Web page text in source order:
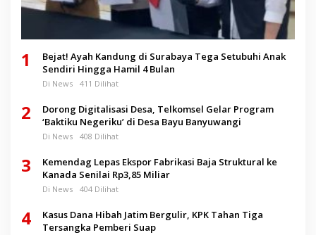
1
Bejat! Ayah Kandung di Surabaya Tega Setubuhi Anak
Sendiri Hingga Hamil 4 Bulan
Di News 411 Dilihat
2
Dorong Digitalisasi Desa, Telkomsel Gelar Program
‘Baktiku Negeriku’ di Desa Bayu Banyuwangi
Di News 408 Dilihat
3
Kemendag Lepas Ekspor Fabrikasi Baja Struktural ke
Kanada Senilai Rp3,85 Miliar
Di News 404 Dilihat
4
Kasus Dana Hibah Jatim Bergulir, KPK Tahan Tiga
Tersangka Pemberi Suap